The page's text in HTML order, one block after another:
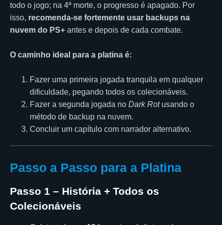
todo o jogo; na 4ª morte, o progresso é apagado. Por
isso, recomenda-se fortemente usar backups na
nuvem do PS+ antes e depois de cada combate.
O caminho ideal para a platina é:
Fazer uma primeira jogada tranquila em qualquer
dificuldade, pegando todos os colecionáveis.
Fazer a segunda jogada no Dark Rotusando o
método de backup na nuvem.
Concluir um capítulo com narrador alternativo.
Passo a Passo para a Platina
Passo 1 – História + Todos os
Colecionáveis